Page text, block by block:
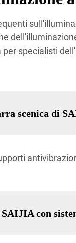
per specialisti
scenica di
con